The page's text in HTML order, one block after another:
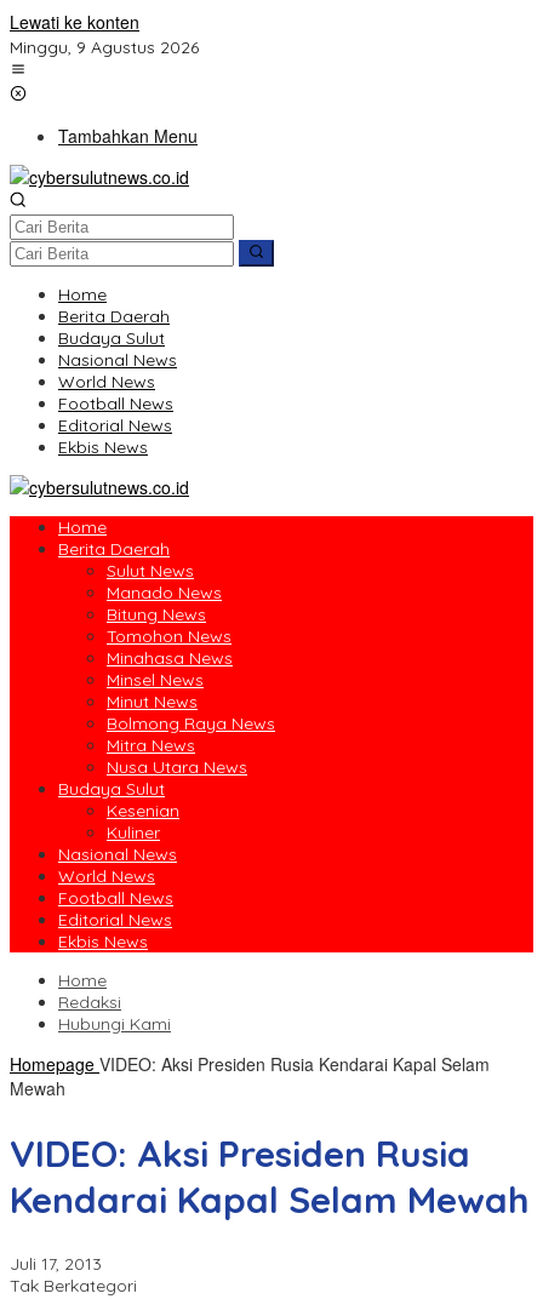
Lewati ke konten
Minggu, 9 Agustus 2026
Tambahkan Menu
Home
Berita Daerah
Budaya Sulut
Nasional News
World News
Football News
Editorial News
Ekbis News
Home
Berita Daerah
Sulut News
Manado News
Bitung News
Tomohon News
Minahasa News
Minsel News
Minut News
Bolmong Raya News
Mitra News
Nusa Utara News
Budaya Sulut
Kesenian
Kuliner
Nasional News
World News
Football News
Editorial News
Ekbis News
Home
Redaksi
Hubungi Kami
Homepage VIDEO: Aksi Presiden Rusia Kendarai Kapal Selam
Mewah
VIDEO: Aksi Presiden Rusia
Kendarai Kapal Selam Mewah
Juli 17, 2013
Tak Berkategori